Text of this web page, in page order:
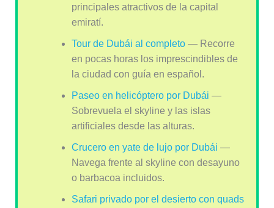
principales atractivos de la capital
emiratí.
Tour de Dubái al completo— Recorre
en pocas horas los imprescindibles de
la ciudad con guía en español.
Paseo en helicóptero por Dubái —
Sobrevuela el skyline y las islas
artificiales desde las alturas.
Crucero en yate de lujo por Dubái —
Navega frente al skyline con desayuno
o barbacoa incluidos.
Safari privado por el desierto con quads